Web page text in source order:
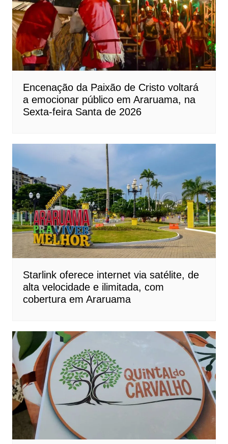
Encenação da Paixão de Cristo voltará
a emocionar público em Araruama, na
Sexta-feira Santa de 2026
Starlink oferece internet via satélite, de
alta velocidade e ilimitada, com
cobertura em Araruama